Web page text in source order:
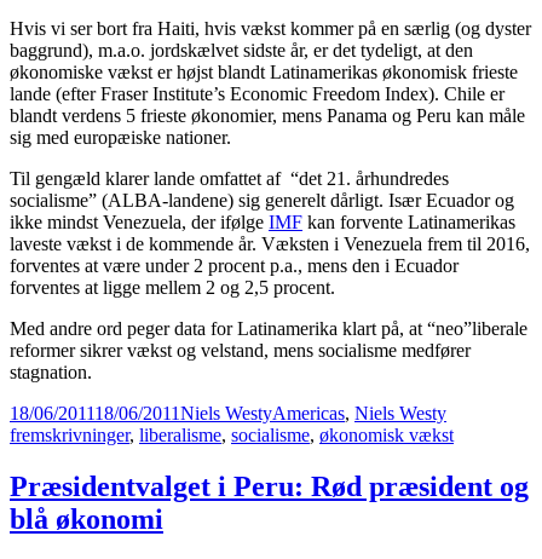
Hvis vi ser bort fra Haiti, hvis vækst kommer på en særlig (og dyster
baggrund), m.a.o. jordskælvet sidste år, er det tydeligt, at den
økonomiske vækst er højst blandt Latinamerikas økonomisk frieste
lande (efter Fraser Institute’s Economic Freedom Index). Chile er
blandt verdens 5 frieste økonomier, mens Panama og Peru kan måle
sig med europæiske nationer.
Til gengæld klarer lande omfattet af “det 21. århundredes
socialisme” (ALBA-landene) sig generelt dårligt. Især Ecuador og
ikke mindst Venezuela, der ifølge IMF kan forvente Latinamerikas
laveste vækst i de kommende år. Væksten i Venezuela frem til 2016,
forventes at være under 2 procent p.a., mens den i Ecuador
forventes at ligge mellem 2 og 2,5 procent.
Med andre ord peger data for Latinamerika klart på, at “neo”liberale
reformer sikrer vækst og velstand, mens socialisme medfører
stagnation.
Posted
on
18/06/201118/06/2011Author
Niels WestyCategories
Americas, Niels WestyTags
fremskrivninger, liberalisme, socialisme, økonomisk vækst
Præsidentvalget i Peru: Rød præsident og
blå økonomi